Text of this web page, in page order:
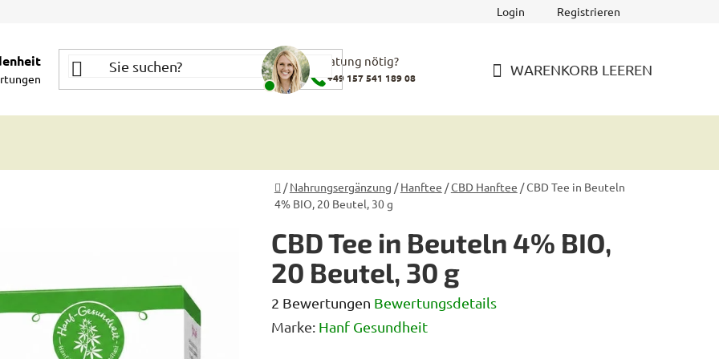
Login Registrieren
Beratung nötig?
+49 157 541 189 08 WARENKORB LEEREN
Startseite
/ Nahrungsergänzung / Hanftee /CBD Hanftee /CBD Tee in Beuteln
4% BIO, 20 Beutel, 30 g
CBD Tee in Beuteln 4% BIO,
20 Beutel, 30 g
Die
durchschnittliche
2 Bewertungen Bewertungsdetails
Marke: Hanf Gesundheit